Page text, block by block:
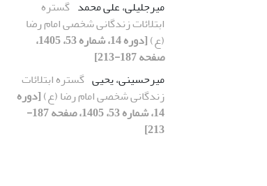
میرجلیلی، علی محمد گستره
ابتلائات زندگانی شخصی امام رضا
(ع)
[دوره 14، شماره 53، 1405،
صفحه 187-213]
میرحسینی، یحیی گستره ابتلائات
زندگانی شخصی امام رضا (ع)[دوره
14، شماره 53، 1405، صفحه 187-
213]